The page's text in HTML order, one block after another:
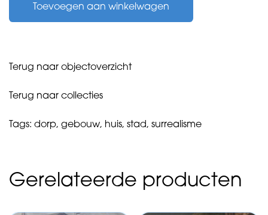
zonder
1987
Toevoegen aan winkelwagen
Terug naar objectoverzicht
Terug naar collecties
Tags: dorp, gebouw, huis, stad, surrealisme
Gerelateerde producten